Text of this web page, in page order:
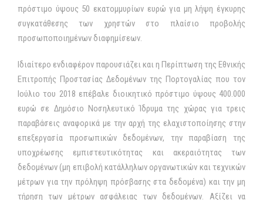
πρόστιμο ύψους 50 εκατομμυρίων ευρώ για μη λήψη έγκυρης
συγκατάθεσης των χρηστών στο πλαίσιο προβολής
προσωποποιημένων διαφημίσεων.
Ιδιαίτερο ενδιαφέρον παρουσιάζει και η Περίπτωση της Εθνικής
Επιτροπής Προστασίας Δεδομένων της Πορτογαλίας που τον
Ιούλιο του 2018 επέβαλε διοικητικό πρόστιμο ύψους 400.000
ευρώ σε Δημόσιο Νοσηλευτικό Ίδρυμα της χώρας για τρεις
παραβάσεις αναφορικά με την αρχή της ελαχιστοποίησης στην
επεξεργασία προσωπικών δεδομένων, την παραβίαση της
υποχρέωσης εμπιστευτικότητας και ακεραιότητας των
δεδομένων (μη επιβολή κατάλληλων οργανωτικών και τεχνικών
μέτρων για την πρόληψη πρόσβασης στα δεδομένα) και την μη
τήρηση των μέτρων ασφάλειας των δεδομένων. Αξίζει να